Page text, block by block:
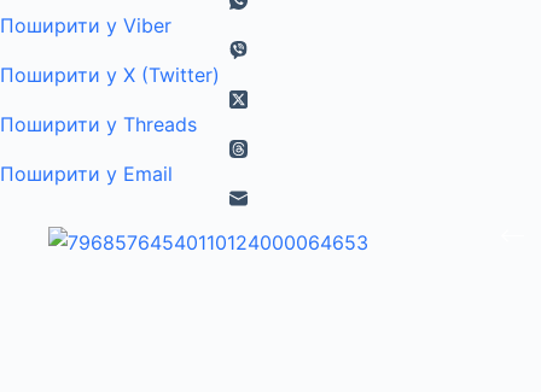
Поширити у Viber
Поширити у X (Twitter)
Поширити у Threads
Поширити у Email